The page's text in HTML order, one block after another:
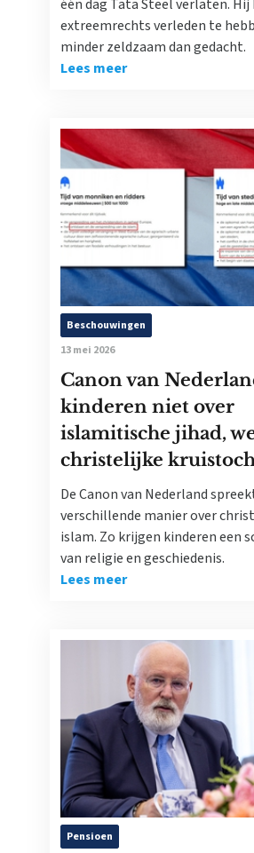
één dag Tata Steel verlaten.
extreemrechts verleden te
minder zeldzaam dan gedacht.
Lees meer
Beschouwingen
13 mei 2026
Canon van
kinderen niet over
islamitische jihad,
christelijke
De Canon van Nederland
verschillende manier over
islam. Zo krijgen kinderen een
van religie en geschiedenis.
Lees meer
Pensioen